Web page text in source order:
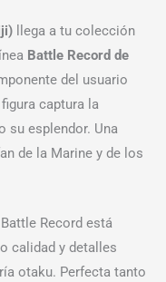
llega a tu colección
Battle Record de
del usuario
captura la
su esplendor. Una
de la Marine y de los
Record está
calidad y detalles
otaku. Perfecta tanto